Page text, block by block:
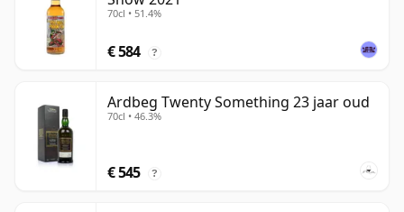
70cl • 51.4%
€ 584 ?
Ardbeg Twenty Something 23 jaar oud
70cl • 46.3%
€ 545 ?